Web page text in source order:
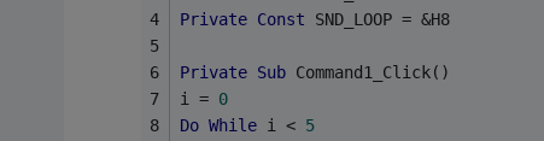
Private Const SND_LOOP = &H8
Private Sub Command1_Click()
i = 0
Do While i < 5